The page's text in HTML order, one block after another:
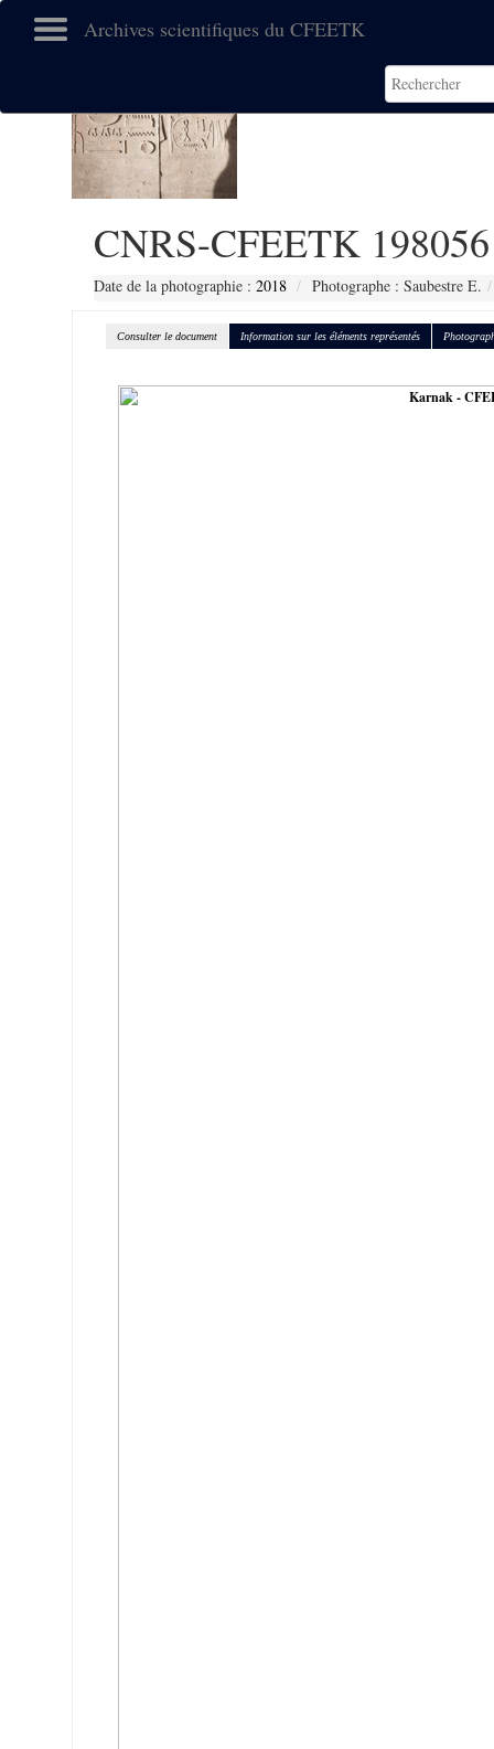
Archives scientifiques du CFEETK
CNRS-CFEETK 198056
Date de la photographie : 2018 Photographe : Saubestre E.
Consulter le document Information sur les éléments représentés